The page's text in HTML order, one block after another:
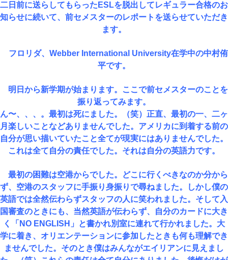
二日前に送らしてもらったESLを脱出してレギュラー合格のお
知らせに続いて、前セメスターのレポートを送らせていただき
ます。
フロリダ、Webber International University在学中の中村侑
平です。
明日から新学期が始まります。ここで前セメスターのことを
振り返ってみます。
ん〜、、、。最初は死にました。（笑）正直、最初の一、二ヶ
月楽しいことなどありませんでした。アメリカに到着する前の
自分が思い描いていたこと全てが現実にはありませんでした。
これは全て自分の責任でした。それは自分の英語力です。
最初の困難は空港からでした。どこに行くべきなのか分から
ず、空港のスタッフに手振り身振りで尋ねました。しかし僕の
英語では全然伝わらずスタッフの人に笑われました。そして入
国審査のときにも、当然英語が伝わらず、自分のカードに大き
く「NO ENGLISH」と書かれ別室に連れて行かれました。大
学に着き、オリエンテーションに参加したときも何も理解でき
ませんでした。そのとき僕はみんながエイリアンに見えまし